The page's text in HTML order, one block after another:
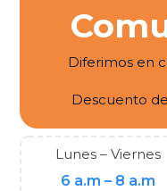
Diferimos en
Descuento
Lunes – Viernes
6 a.m – 8 a.m